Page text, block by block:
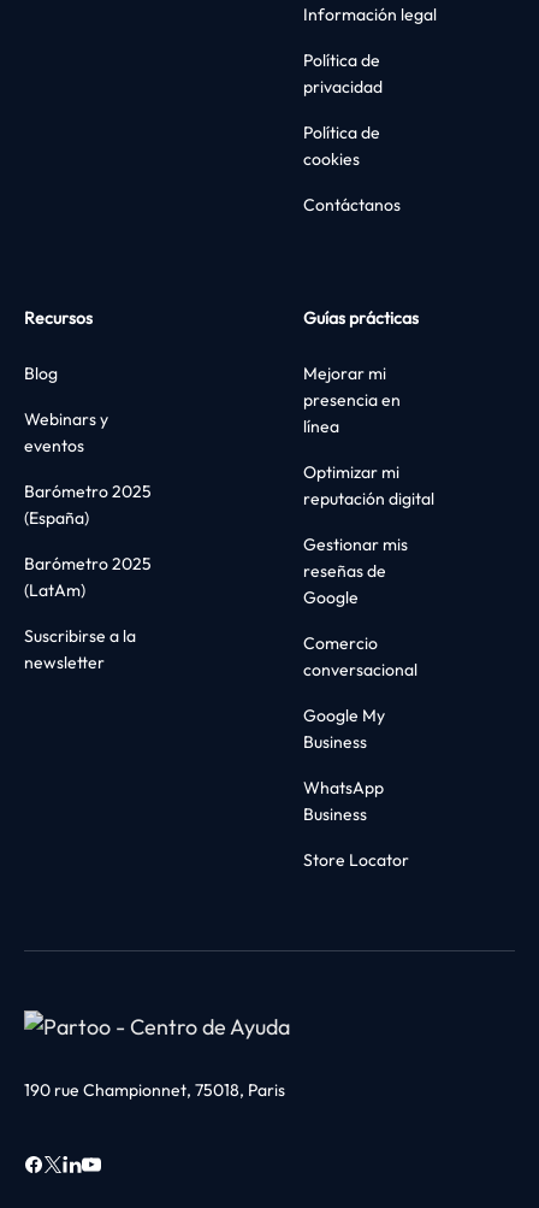
Información legal
Política de
privacidad
Política de
cookies
Contáctanos
Recursos
Blog
Webinars y
eventos
Barómetro 2025
(España)
Barómetro 2025
(LatAm)
Suscribirse a la
newsletter
Guías prácticas
Mejorar mi
presencia en
línea
Optimizar mi
reputación digital
Gestionar mis
reseñas de
Google
Comercio
conversacional
Google My
Business
WhatsApp
Business
Store Locator
190 rue Championnet, 75018, Paris